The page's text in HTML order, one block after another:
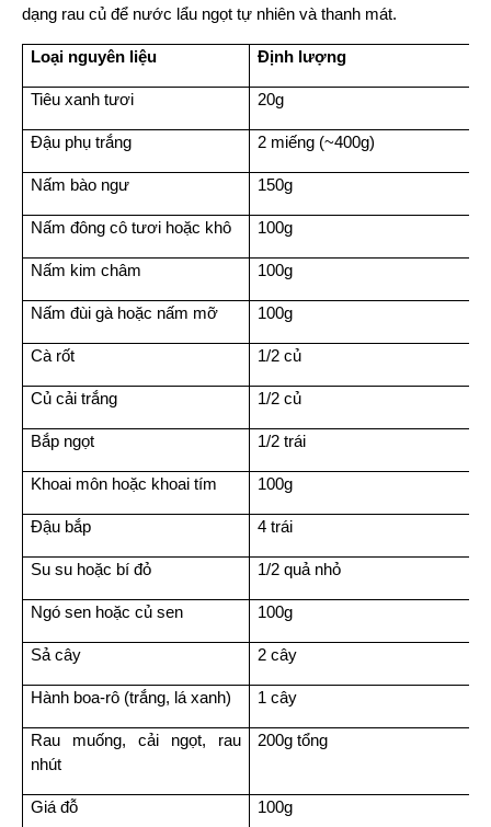
dạng rau củ để nước lẩu ngọt tự nhiên và thanh mát.
Loại nguyên liệu Định lượng
Tiêu xanh tươi 20g
Đậu phụ trắng 2 miếng (~400g)
Nấm bào ngư 150g
Nấm đông cô tươi hoặc khô 100g
Nấm kim châm 100g
Nấm đùi gà hoặc nấm mỡ 100g
Cà rốt 1/2 củ
Củ cải trắng 1/2 củ
Bắp ngọt 1/2 trái
Khoai môn hoặc khoai tím 100g
Đậu bắp 4 trái
Su su hoặc bí đỏ 1/2 quả nhỏ
Ngó sen hoặc củ sen 100g
Sả cây 2 cây
Hành boa-rô (trắng, lá xanh) 1 cây
Rau muống, cải ngọt, rau
nhút
200g tổng
Giá đỗ 100g